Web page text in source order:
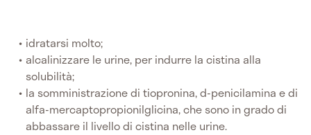
idratarsi molto;
alcalinizzare le urine, per indurre la cistina alla
solubilità;
la somministrazione di tiopronina, d-penicilamina e di
alfa-mercaptopropionilglicina, che sono in grado di
abbassare il livello di cistina nelle urine.